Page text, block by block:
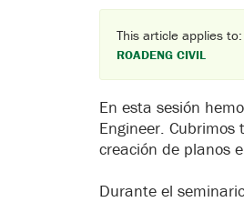
This article applies to:
ROADENG CIVIL
En esta sesión
Engineer.
creación de planos
Durante el